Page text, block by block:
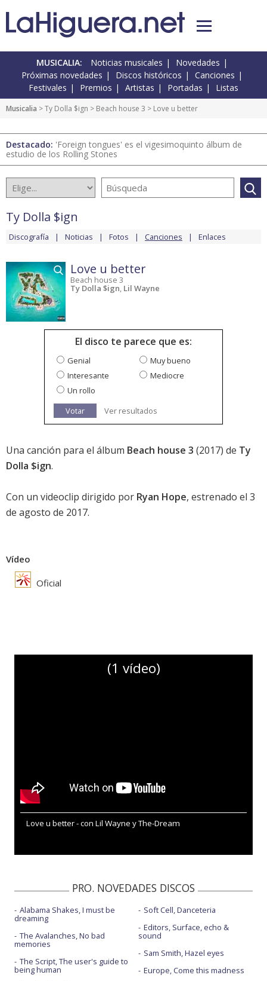
MUSICALIA: Noticias musicales
Novedades
Próximas novedades
Discos históricos
Canciones
Festivales
Premios Artistas Portadas Listas
Musicalia >Ty Dolla $ign > Beach house 3 > Love u better
Destacado: 'Foreign tongues' es el vigesimoquinto álbum de
estudio de los Rolling Stones
Ty Dolla $ign
Discografía Noticias Fotos Canciones Enlaces
Love u better
Beach house 3
Ty Dolla $ign, Lil Wayne
El disco te parece que es:
Genial
Muy bueno
Interesante
Mediocre
Un rollo
Votar
Ver resultados
Una canción para el álbum Beach house 3 (2017) de Ty
Dolla $ign.
Con un videoclip dirigido por Ryan Hope, estrenado el 3
de agosto de 2017.
Vídeo
Oficial
(1 vídeo)
Love u better - con Lil Wayne y The-Dream
PRO. NOVEDADES DISCOS
Alabama Shakes, I must be
dreaming
The Avalanches, No bad
memories
The Script, The user's guide to
being human
Soft Cell, Danceteria
Editors, Surface, echo &
sound
Sam Smith, Hazel eyes
Europe, Come this madness